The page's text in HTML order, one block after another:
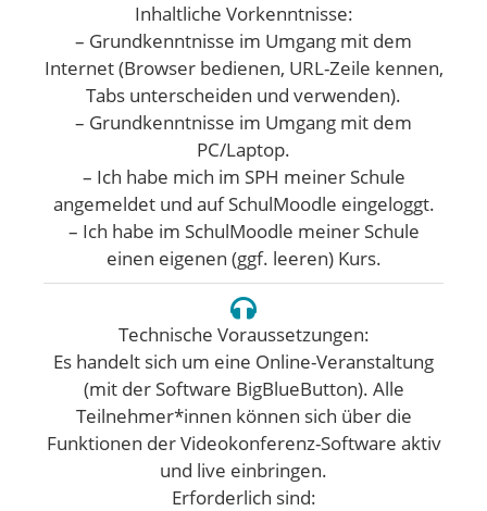
Inhaltliche Vorkenntnisse:
– Grundkenntnisse im Umgang mit dem
Internet (Browser bedienen, URL-Zeile kennen,
Tabs unterscheiden und verwenden).
– Grundkenntnisse im Umgang mit dem
PC/Laptop.
– Ich habe mich im SPH meiner Schule
angemeldet und auf SchulMoodle eingeloggt.
– Ich habe im SchulMoodle meiner Schule
einen eigenen (ggf. leeren) Kurs.
Technische Voraussetzungen:
Es handelt sich um eine Online-Veranstaltung
(mit der Software BigBlueButton). Alle
Teilnehmer*innen können sich über die
Funktionen der Videokonferenz-Software aktiv
und live einbringen.
Erforderlich sind: